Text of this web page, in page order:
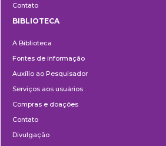
Contato
BIBLIOTECA
A Biblioteca
Fontes de informação
Auxílio ao Pesquisador
Serviços aos usuários
Compras e doações
Contato
Divulgação